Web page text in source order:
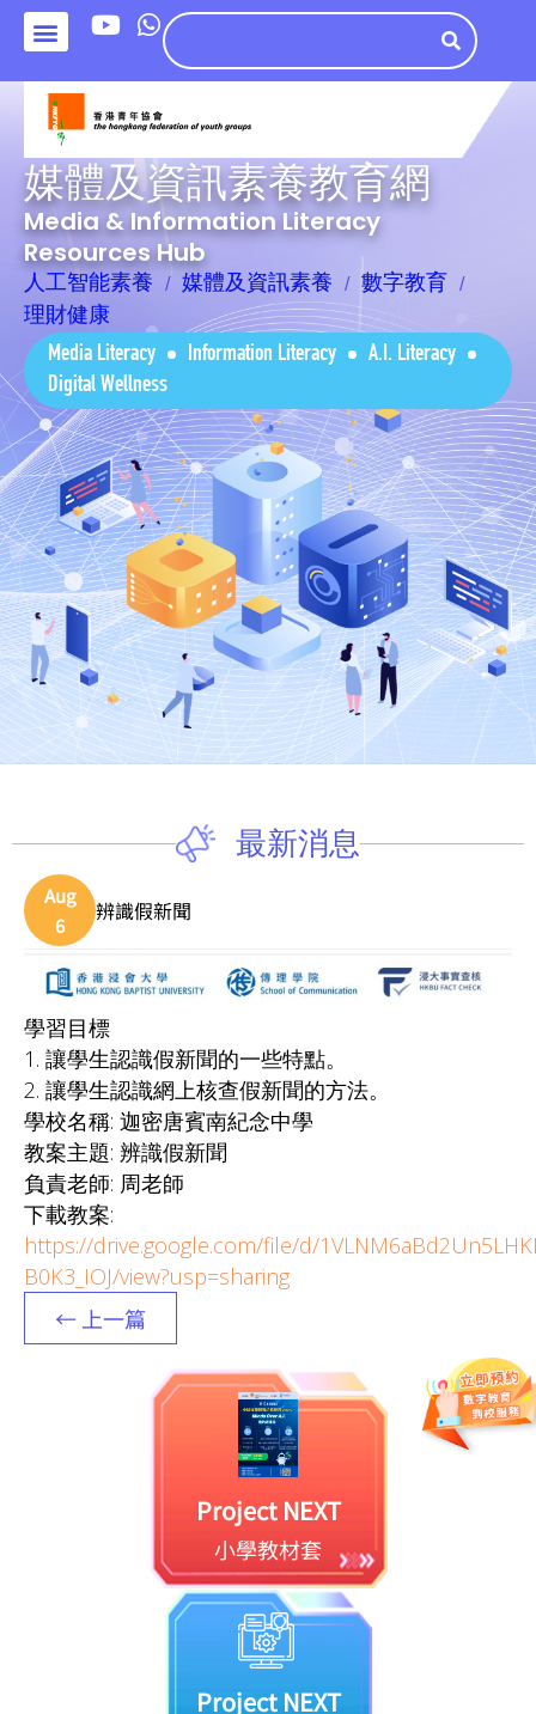
媒體及資訊素養教育網
Media & Information Literacy
Resources Hub
人工智能素養 媒體及資訊素養
數字教育
理財健康
Media Literacy Information Literacy
A.I. Literacy
Digital Wellness
最新消息
Aug
6
辨識假新聞
學習目標
1. 讓學生認識假新聞的一些特點。
2. 讓學生認識網上核查假新聞的方法。
學校名稱: 迦密唐賓南紀念中學
教案主題: 辨識假新聞
負責老師: 周老師
下載教案:
https://drive.google.com/file/d/
B0K3_IOJ/view?usp=sharing
← 上一篇
Project NEXT
小學教材套
Project NEXT